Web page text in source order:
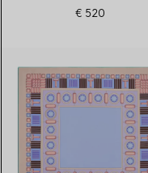
€ 520